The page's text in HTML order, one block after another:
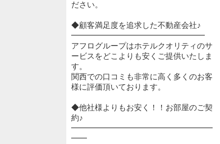
ださい。
◆顧客満足度を追求した不動産会社♪
━━━━━━━━━━━━━━━━━
アフログループはホテルクオリティのサ
ービスをどこよりも安くご提供いたしま
す。
関西での口コミも非常に高く多くのお客
様に評価頂いております。
◆他社様よりもお安く！！お部屋のご契
約♪
━━━━━━━━━━━━━━━━━━
━━